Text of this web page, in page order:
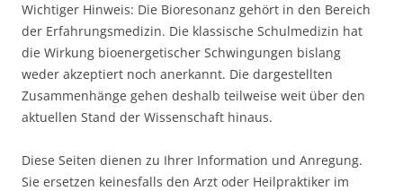
Wichtiger Hinweis: Die Bioresonanz gehört in den Bereich
der Erfahrungsmedizin. Die klassische Schulmedizin hat
die Wirkung bioenergetischer Schwingungen bislang
weder akzeptiert noch anerkannt. Die dargestellten
Zusammenhänge gehen deshalb teilweise weit über den
aktuellen Stand der Wissenschaft hinaus.
Diese Seiten dienen zu Ihrer Information und Anregung.
Sie ersetzen keinesfalls den Arzt oder Heilpraktiker im